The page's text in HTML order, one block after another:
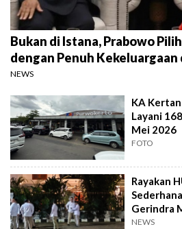
Bukan di Istana, Prabowo
dengan Penuh Kekeluargaan
NEWS
KA
Layani
Mei 2026
FOTO
Rayakan
Gerindra
NEWS